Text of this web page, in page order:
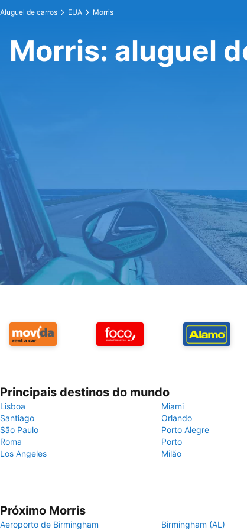
Aluguel de carros EUA Morris
Morris: aluguel
Principais destinos do mundo
Lisboa
Miami
Santiago
Orlando
São Paulo
Porto Alegre
Roma
Porto
Los Angeles
Milão
Próximo Morris
Aeroporto de Birmingham Birmingham (AL)